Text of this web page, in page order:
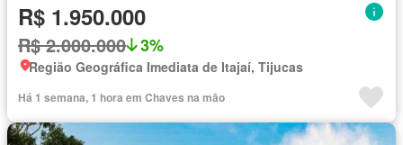
R$ 1.950.000
R$ 2.000.000 3%
Região Geográfica Imediata de Itajaí, Tijucas
Há 1 semana, 1 hora em Chaves na mão